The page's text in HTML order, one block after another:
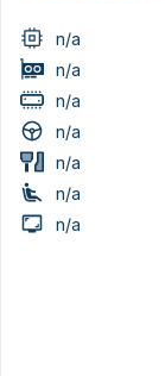
n/a
n/a
n/a
n/a
n/a
n/a
n/a